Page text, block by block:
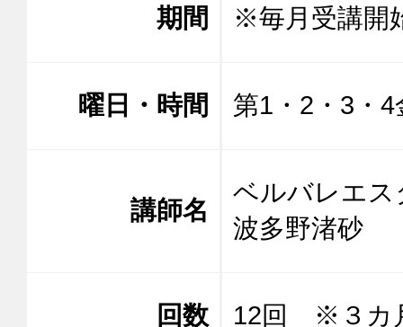
期間 ※毎月受講開
曜日・時間 第1・2・3・
講師名
ベルバレエ
波多野
回数 12回 ※３カ